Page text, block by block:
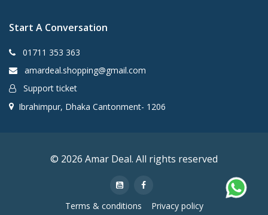
Start A Conversation
01711 353 363
amardeal.shopping@gmail.com
Support ticket
Ibrahimpur, Dhaka Cantonment- 1206
© 2026 Amar Deal. All rights reserved
Terms & conditions Privacy policy